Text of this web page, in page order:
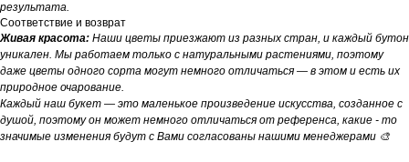
результата.
Соответствие и возврат
Живая красота: Наши цветы приезжают из разных стран, и каждый бутон
уникален. Мы работаем только с натуральными растениями, поэтому
даже цветы одного сорта могут немного отличаться — в этом и есть их
природное очарование.
Каждый наш букет — это маленькое произведение искусства, созданное с
душой, поэтому он может немного отличаться от референса, какие - то
значимые изменения будут с Вами согласованы нашими менеджерами 🎨